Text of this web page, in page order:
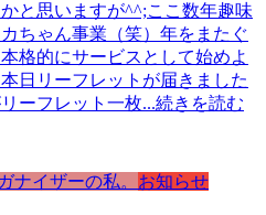
と思いますが^^;ここ数年趣味
ちゃん事業（笑）年をまたぐ
格的にサービスとして始めよ
日リーフレットが届きました
ーフレット一枚...続きを読む
ナイザーの私。 お知らせ